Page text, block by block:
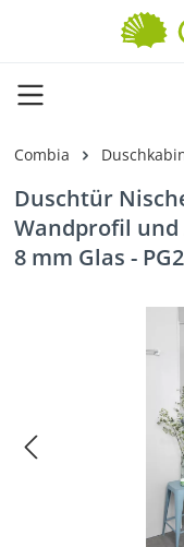
Zum Hauptinhalt
Combia
Duschtür
Wandprofil und
8 mm Glas -
Bildergalerie